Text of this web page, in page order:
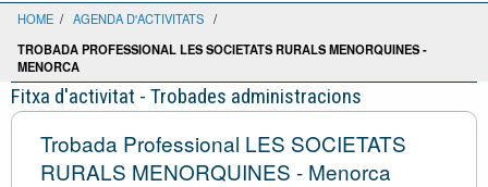
HOME / AGENDA D'ACTIVITATS /
TROBADA PROFESSIONAL LES SOCIETATS RURALS MENORQUINES -
MENORCA
Fitxa d'activitat - Trobades administracions
Trobada Professional LES SOCIETATS
RURALS MENORQUINES - Menorca